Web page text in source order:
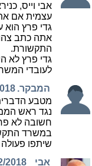
אבי וייס,
עצמית אם
גדי פרץ הוא
אתה כתב
התקשורת.
גדי פרץ לא
לעובדי
המבקר.
מטבע
נגד ראש
חשובה לא
במשרד
שיתפו
אבי
2018